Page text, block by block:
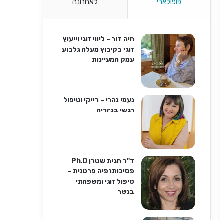
פופולארי לאחרונה
חיה דור – ליווי זוגי וייעוץ
זוגי בקיבוץ מעלה גלבוע
עמק המעיינות
נעמי נהרי – רייקי וטיפול
רגשי בנהריה
ד"ר חגית שטרן Ph.D
פסיכותרפיה פרטנית –
טיפול זוגי ומשפחתי
בנשר